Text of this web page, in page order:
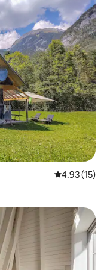
Calificación
4.93 (15)